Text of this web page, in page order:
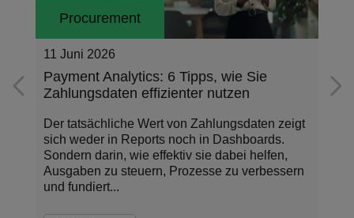
Procurement
11 Juni 2026
Payment Analytics: 6 Tipps, wie Sie
Zahlungsdaten effizienter nutzen
Der tatsächliche Wert von Zahlungsdaten zeigt
sich weder in Reports noch in Dashboards.
Sondern darin, wie effektiv sie dabei helfen,
Ausgaben zu steuern, Prozesse zu verbessern
und fundiert...